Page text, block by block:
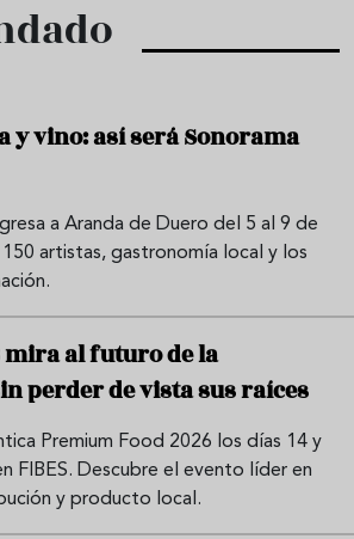
y vino: así será Sonorama
a Aranda de Duero del 5 al 9 de
artistas, gastronomía local y los
mira al futuro de la
perder de vista sus raíces
Premium Food 2026 los días 14 y
FIBES. Descubre el evento líder en
y producto local.